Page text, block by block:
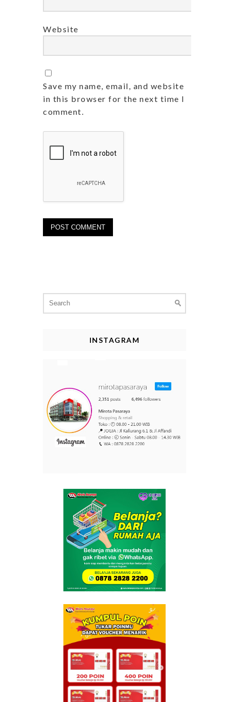
Website
Save my name, email, and website
in this browser for the next time I
comment.
Search
for:
INSTAGRAM